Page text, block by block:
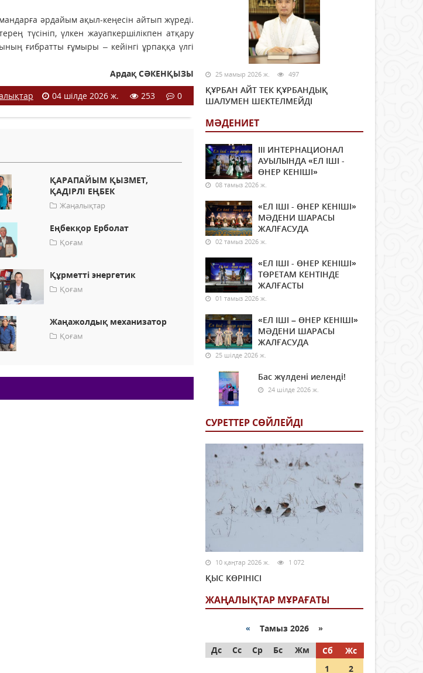
әрдайым ақыл-кеңесін айтып жүреді.
түсініп, үлкен жауапкершілікпен атқару
ғибратты ғұмыры – кейінгі ұрпаққа үлгі
Ардақ СӘКЕНҚЫЗЫ
04 шілде 2026 ж. 253 0
ҚАРАПАЙЫМ ҚЫЗМЕТ,
ҚАДІРЛІ ЕҢБЕК
Жаңалықтар
Еңбекқор Ерболат
Қоғам
Құрметті энергетик
Қоғам
Жаңажолдық механизатор
Қоғам
25 мамыр 2026 ж. 497
ҚҰРБАН АЙТ ТЕК ҚҰРБАНДЫҚ
ШАЛУМЕН ШЕКТЕЛМЕЙДІ
МӘДЕНИЕТ
ІІІ ИНТЕРНАЦИОНАЛ
АУЫЛЫНДА «ЕЛ ІШІ -
ӨНЕР КЕНІШІ»
08 тамыз 2026 ж.
«ЕЛ ІШІ - ӨНЕР КЕНІШІ»
МӘДЕНИ ШАРАСЫ
ЖАЛҒАСУДА
02 тамыз 2026 ж.
«ЕЛ ІШІ - ӨНЕР КЕНІШІ»
ТӨРЕТАМ КЕНТІНДЕ
ЖАЛҒАСТЫ
01 тамыз 2026 ж.
«ЕЛ ІШІ – ӨНЕР КЕНІШІ»
МӘДЕНИ ШАРАСЫ
ЖАЛҒАСУДА
25 шілде 2026 ж.
Бас жүлдені иеленді!
24 шілде 2026 ж.
СУРЕТТЕР СӨЙЛЕЙДI
10 қаңтар 2026 ж. 1 072
ҚЫС КӨРІНІСІ
ЖАҢАЛЫҚТАР МҰРАҒАТЫ
« Тамыз 2026 »
Дс
Сс Ср Бс Жм Сб
Жс
1
2